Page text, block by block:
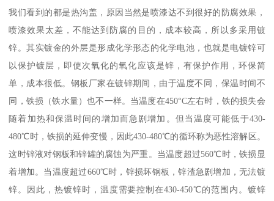
我们看到的都是热沟盖，原因当然是喷漆达不到很好的防腐效果，
喷漆效果太差，不能达到防腐的目的，成本较高，所以多采用镀
锌。其实镀金的外层是形成化学形态的化学电池，也就是电镀锌可
以保护镀层，即使次氧化的氧化应该是锌，有保护作用，环保简
单，成本很低。钢板厂家在镀锌期间，由于温度不同，保温时间不
同，铁损（铁水量）也不一样。当温度在450°C左右时，铁的损失会
随着加热和保温时间的增加而急剧增加。但当温度可能低于430-
480℃时，铁损的延伸变慢，因此430-480℃的循环称为恶性溶解区。
这时锌液对钢板和锌罐的腐蚀为严重。当温度超过560℃时，铁损显
着增加。当温度超过660℃时，锌损坏钢板，锌渣急剧增加，无法镀
锌。因此，热镀锌时，温度需要控制在430-450℃的范围内。镀锌